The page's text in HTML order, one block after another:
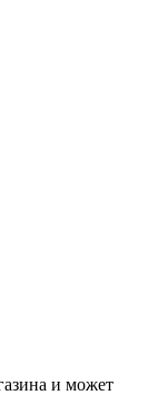
и может